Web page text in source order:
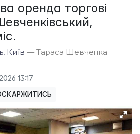
оренда торгові
Київ — Тараса Шевченка
13:17